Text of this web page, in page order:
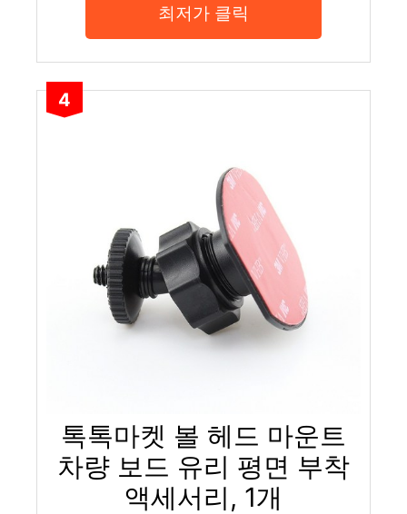
최저가 클릭
4
톡톡마켓 볼 헤드 마운트
차량 보드 유리 평면 부착
액세서리, 1개